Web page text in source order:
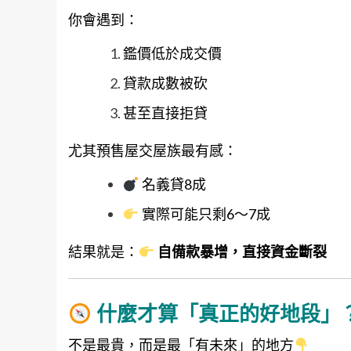
你會遇到：
鑑價低於成交價
貸款成數被砍
甚至直接拒貸
尤其預售屋交屋族最有感：
名義貸8成
實際可能只剩6～7成
結果就是： 自備款暴增，直接資金斷裂
什麼才算「真正的好地段」
不是最貴，而是最「有未來」的地方